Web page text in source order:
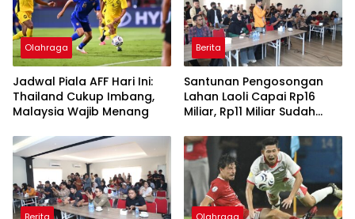
Olahraga
Jadwal Piala AFF Hari Ini:
Thailand Cukup Imbang,
Malaysia Wajib Menang
Berita
Santunan Pengosongan
Lahan Laoli Capai Rp16
Miliar, Rp11 Miliar Sudah